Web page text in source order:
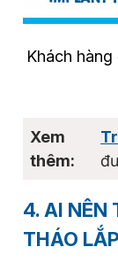
Khách
4. AI NÊN
THÁO